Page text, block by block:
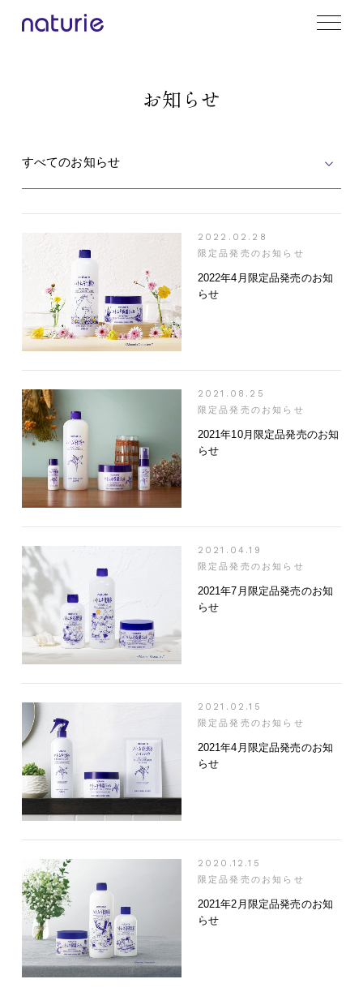
お知らせ
すべてのお知らせ
2022.02.28
限定品発売のお知らせ
2022年4月限定品発売のお知
らせ
2021.08.25
限定品発売のお知らせ
2021年10月限定品発売のお知
らせ
2021.04.19
限定品発売のお知らせ
2021年7月限定品発売のお知
らせ
2021.02.15
限定品発売のお知らせ
2021年4月限定品発売のお知
らせ
2020.12.15
限定品発売のお知らせ
2021年2月限定品発売のお知
らせ